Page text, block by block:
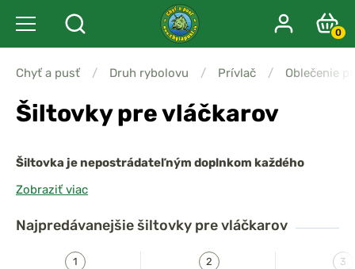
0
Chyť a pusť / Druh rybolovu / Prívlač / Oblečenie
Šiltovky pre vláčkarov
Šiltovka je nepostrádateľným doplnkom každého
vláčkara,
ktorý trávi dlhé hodiny na slnku a chce chrániť
nielen chráni pred slnečnými lúčmi, ale tiež znižuje
nástrahy a pohybu rýb.
Zobraziť viac
Najpredávanejšiešiltovky pre vláčkarov